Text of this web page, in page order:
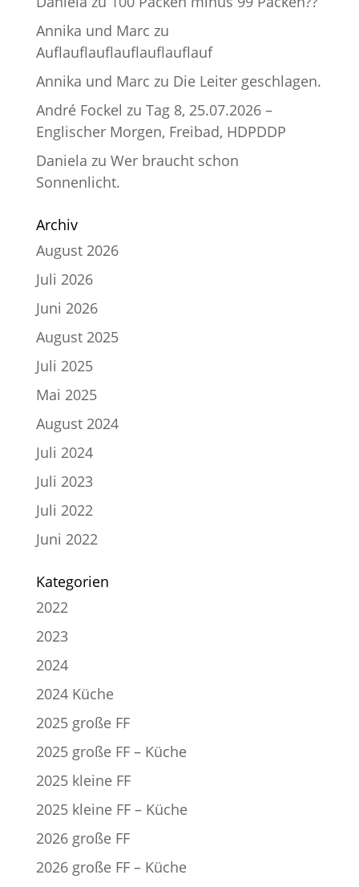
Annika und Marc zu
Auflauflauflauflauflauflauf
Annika und Marc zu Die Leiter geschlagen.
André Fockel zu Tag 8, 25.07.2026 –
Englischer Morgen, Freibad, HDPDDP
Daniela zu Wer braucht schon
Sonnenlicht.
Archiv
August 2026
Juli 2026
Juni 2026
August 2025
Juli 2025
Mai 2025
August 2024
Juli 2024
Juli 2023
Juli 2022
Juni 2022
Kategorien
2022
2023
2024
2024 Küche
2025 große FF
2025 große FF – Küche
2025 kleine FF
2025 kleine FF – Küche
2026 große FF
2026 große FF – Küche